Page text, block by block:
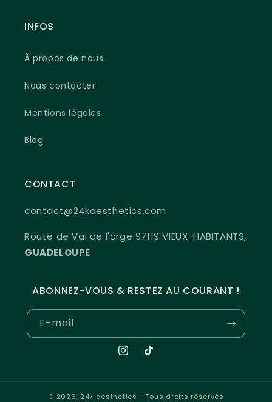
INFOS
À propos de nous
Nous contacter
Mentions légales
Blog
CONTACT
contact@24kaesthetics.com
Route de Val de l'orge 97119 VIEUX-HABITANTS,
GUADELOUPE
ABONNEZ-VOUS & RESTEZ AU COURANT !
E-mail
Instagram
TikTok
© 2026, 24k aesthetics - Tous droits réservés